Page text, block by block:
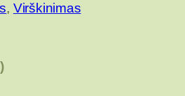
, Virškinimas